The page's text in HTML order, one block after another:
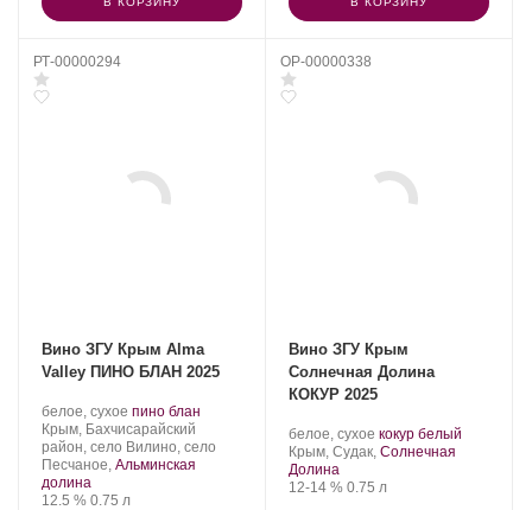
РТ-00000294
Вино ЗГУ Крым Alma
Valley ПИНО БЛАН 2025
Производитель:
Alma
Valley.
белое, сухое .
Сорт
винограда:
пино блан
Регион:
Крым, Бахчисарайский
район, село Вилино, село
Песчаное, Альминская
долина
Крепость
12.5 %. Объем
0.75 л
OP-00000338
Вино ЗГУ Крым
Солнечная Долина
КОКУР 2025
Производитель:
Солнечная
Долина.
белое, сухое .
Сорт
кокур белый
Регион:
Крым, Судак, Солнечная
Долина
Крепость
12-14 %. Объем
0.75 л